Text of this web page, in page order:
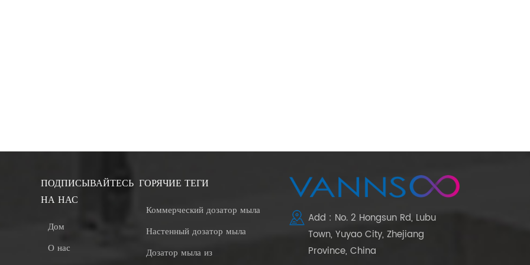
ПОДПИСЫВАЙТЕСЬ
НА НАС
Дом
О нас
ГОРЯЧИЕ ТЕГИ
Коммерческий дозатор мыла
Настенный дозатор мыла
Дозатор мыла из
Add : No. 2 Hongsun Rd, Lubu
Town, Yuyao City, Zhejiang
Province, China